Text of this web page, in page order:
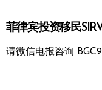
到
内
菲律宾投资移民
请微信电报咨询